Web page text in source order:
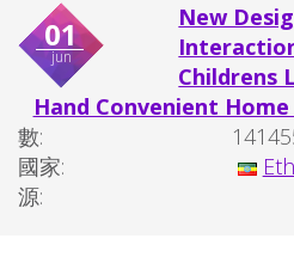
01
jun
New
Childrens
Hand Convenient Home
數:
國家:
源: